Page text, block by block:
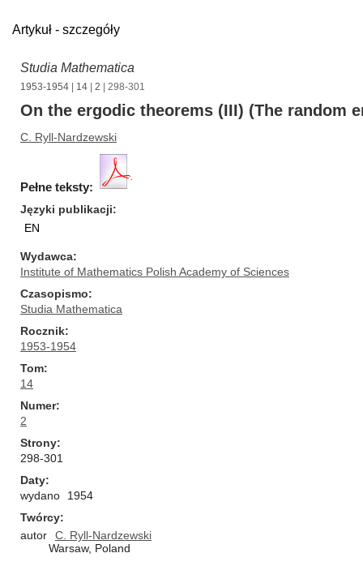
Artykuł - szczegóły
Studia Mathematica
1953-1954 14 2 | 298-301
On the ergodic theorems (III) (The random
C. Ryll-Nardzewski
Pełne teksty:
Języki publikacji
EN
Wydawca
Institute of Mathematics Polish Academy of Sciences
Czasopismo
Studia Mathematica
Rocznik
1953-1954
Tom
14
Numer
2
Strony
298-301
Daty
wydano
1954
Twórcy
autor
C. Ryll-Nardzewski
Warsaw, Poland